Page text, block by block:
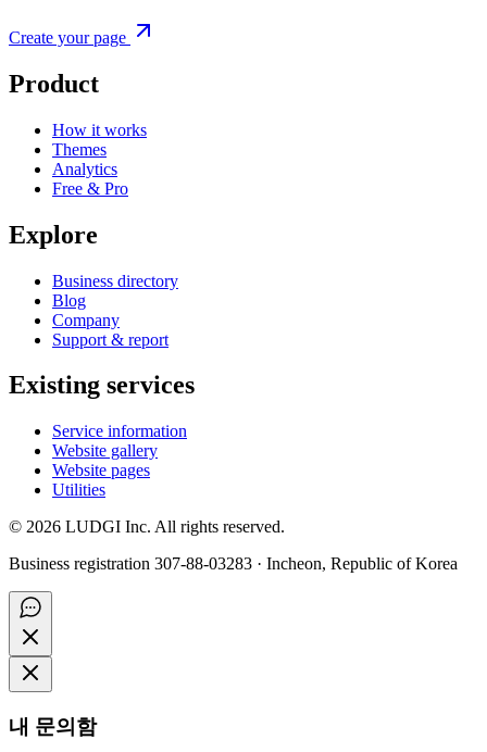
Create your page
Product
How it works
Themes
Analytics
Free & Pro
Explore
Business directory
Blog
Company
Support & report
Existing services
Service information
Website gallery
Website pages
Utilities
© 2026 LUDGI Inc. All rights reserved.
Business registration 307-88-03283 · Incheon, Republic of Korea
내 문의함